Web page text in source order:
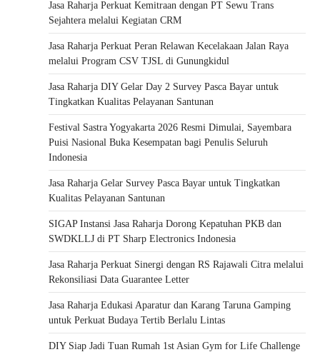
Jasa Raharja Perkuat Kemitraan dengan PT Sewu Trans
Sejahtera melalui Kegiatan CRM
Jasa Raharja Perkuat Peran Relawan Kecelakaan Jalan Raya
melalui Program CSV TJSL di Gunungkidul
Jasa Raharja DIY Gelar Day 2 Survey Pasca Bayar untuk
Tingkatkan Kualitas Pelayanan Santunan
Festival Sastra Yogyakarta 2026 Resmi Dimulai, Sayembara
Puisi Nasional Buka Kesempatan bagi Penulis Seluruh
Indonesia
Jasa Raharja Gelar Survey Pasca Bayar untuk Tingkatkan
Kualitas Pelayanan Santunan
SIGAP Instansi Jasa Raharja Dorong Kepatuhan PKB dan
SWDKLLJ di PT Sharp Electronics Indonesia
Jasa Raharja Perkuat Sinergi dengan RS Rajawali Citra melalui
Rekonsiliasi Data Guarantee Letter
Jasa Raharja Edukasi Aparatur dan Karang Taruna Gamping
untuk Perkuat Budaya Tertib Berlalu Lintas
DIY Siap Jadi Tuan Rumah 1st Asian Gym for Life Challenge